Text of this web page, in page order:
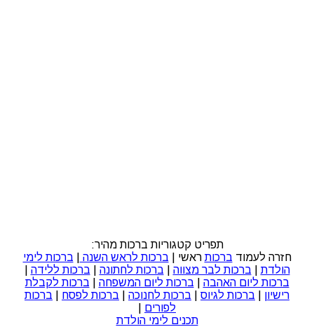
תפריט קטגוריות ברכות מהיר:
חזרה לעמוד ברכות ראשי | ברכות לראש השנה
ברכות לימי
הולדת
ברכות לבר מצווה ברכות לחתונה ברכות ללידה
ברכות ליום האהבה
ברכות ליום המשפחה
ברכות לקבלת
רישיון
ברכות לגיוס ברכות לחנוכה ברכות לפסח
ברכות
לפורים
תכנים לימי הולדת